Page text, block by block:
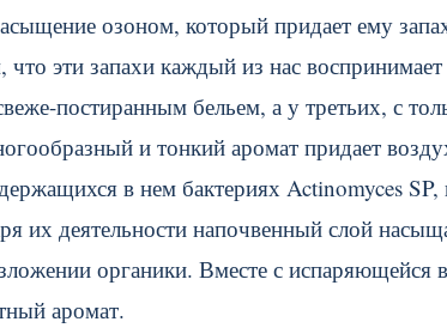
озоном, который придает ему
что эти запахи каждый из нас
постиранным бельем, а у третьих, с
и тонкий аромат придает
в нем бактериях Actinomyces
их деятельности напочвенный слой
органики. Вместе с испаряющейся
аромат.